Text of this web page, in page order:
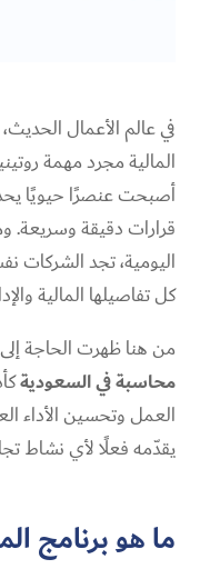
في عالم الأعمال
المالية مجرد مهمة
أصبحت عنصرًا حيويًا
قرارات دقيقة وسريعة.
اليومية، تجد الشركات
كل تفاصيلها المالية
من هنا ظهرت الحاجة إلى
محاسبة في السعودية
العمل وتحسين الأداء
يقدّمه فعلًا لأي نشاط
ما هو برنامج